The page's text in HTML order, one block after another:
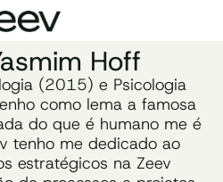
Hoff
(2015) e Psicologia
como lema a famosa
do que é humano me é
tenho me dedicado ao
estratégicos na Zeev